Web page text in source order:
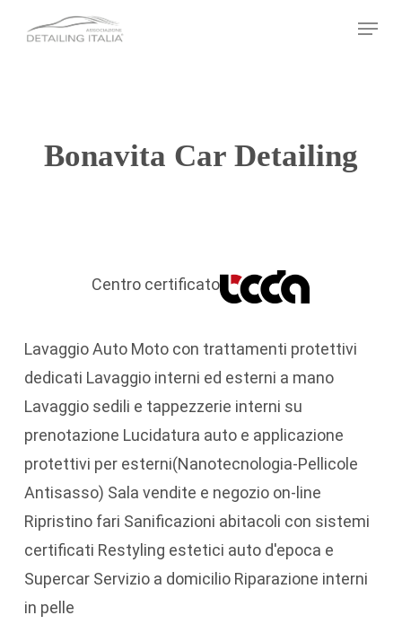
Menu
Bonavita Car Detailing
Centro certificato
Lavaggio Auto Moto con trattamenti protettivi
dedicati Lavaggio interni ed esterni a mano
Lavaggio sedili e tappezzerie interni su
prenotazione Lucidatura auto e applicazione
protettivi per esterni(Nanotecnologia-Pellicole
Antisasso) Sala vendite e negozio on-line
Ripristino fari Sanificazioni abitacoli con sistemi
certificati Restyling estetici auto d'epoca e
Supercar Servizio a domicilio Riparazione interni
in pelle